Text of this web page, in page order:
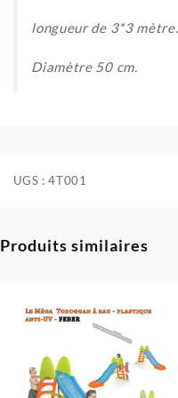
longueur de 3*3 mètre.
Diamètre 50 cm.
UGS :4T001
Produits similaires